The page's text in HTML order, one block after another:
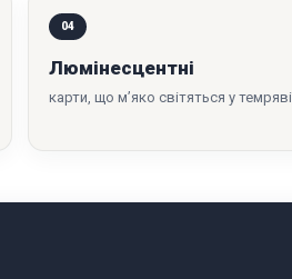
04
Люмінесцентні
карти, що м’яко світяться у темряві